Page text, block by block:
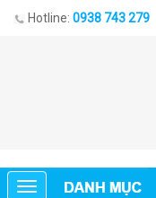
Hotline: 0938 743 279